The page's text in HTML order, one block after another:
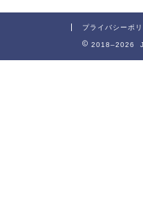
プライバシーポ
2018–2026 J